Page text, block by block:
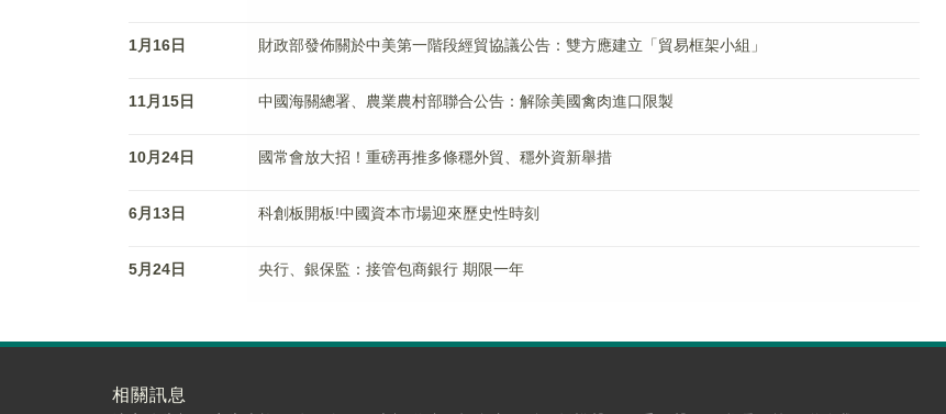
1月16日 財政部發佈關於中美第一階段經貿協議公告：雙方應建立「貿易框架小組」
11月15日 中國海關總署、農業農村部聯合公告：解除美國禽肉進口限製
10月24日 國常會放大招！重磅再推多條穩外貿、穩外資新舉措
6月13日 科創板開板!中國資本市場迎來歷史性時刻
5月24日 央行、銀保監：接管包商銀行 期限一年
相關訊息